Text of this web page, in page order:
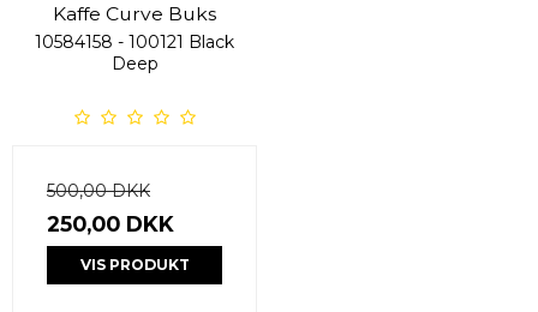
Kaffe Curve Buks
10584158 - 100121 Black
Deep
500,00 DKK
250,00 DKK
VIS PRODUKT